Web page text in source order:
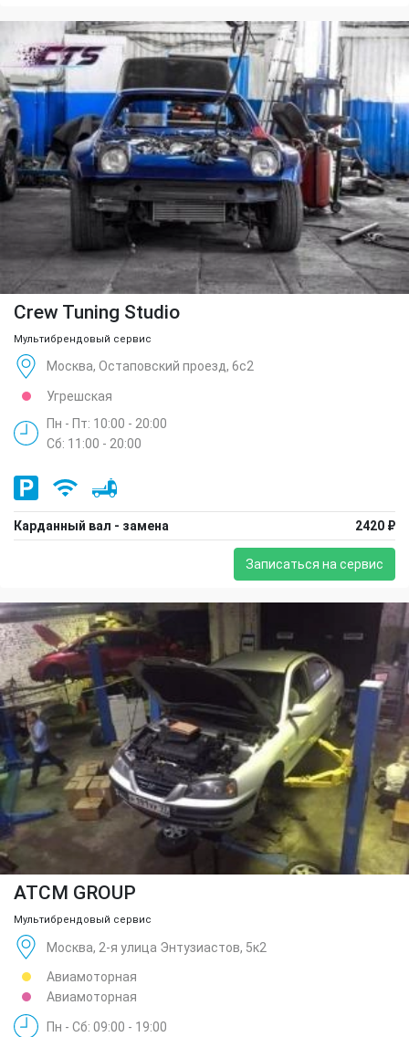
Crew Tuning Studio
Мультибрендовый сервис
Москва, Остаповский проезд, 6с2
Угрешская
Пн - Пт: 10:00 - 20:00
Сб: 11:00 - 20:00
Карданный вал - замена 2420 ₽
Записаться на сервис
ATCM GROUP
Мультибрендовый сервис
Москва, 2-я улица Энтузиастов, 5к2
Авиамоторная
Авиамоторная
Пн - Сб: 09:00 - 19:00